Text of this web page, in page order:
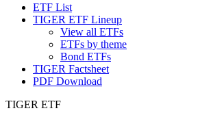
ETF List
TIGER ETF Lineup
View all ETFs
ETFs by theme
Bond ETFs
TIGER Factsheet
PDF Download
TIGER ETF